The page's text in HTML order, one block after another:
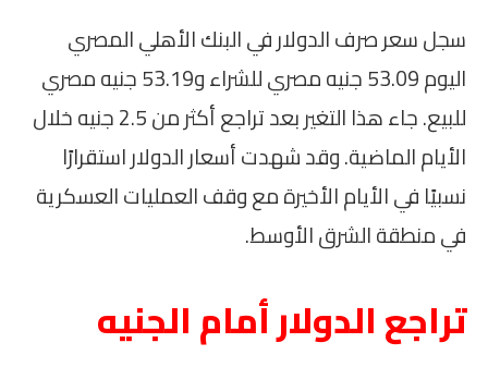
سجل سعر صرف الدولار في البنك الأهلي المصري
اليوم 53.09 جنيه مصري للشراء و53.19 جنيه مصري
للبيع. جاء هذا التغير بعد تراجع أكثر من 2.5 جنيه خلال
الأيام الماضية. وقد شهدت أسعار الدولار استقرارًا
نسبيًا في الأيام الأخيرة مع وقف العمليات العسكرية
في منطقة الشرق الأوسط.
تراجع الدولار أمام الجنيه